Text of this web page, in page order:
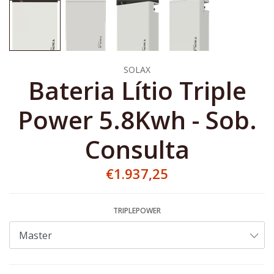
SOLAX
Bateria Lítio Triple
Power 5.8Kwh - Sob.
Consulta
€1.937,25
TRIPLEPOWER